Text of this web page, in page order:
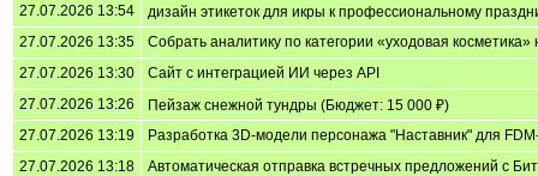
27.07.2026 13:54
дизайн этикеток для икры к профессиональному
27.07.2026 13:35
Собрать аналитику по категории «уходовая
27.07.2026 13:30
Сайт с интеграцией ИИ через API
27.07.2026 13:26
Пейзаж снежной тундры (Бюджет: 15 000 ₽)
27.07.2026 13:19
Разработка 3D-модели персонажа "Наставник" для
27.07.2026 13:18
Автоматическая отправка встречных предложений с